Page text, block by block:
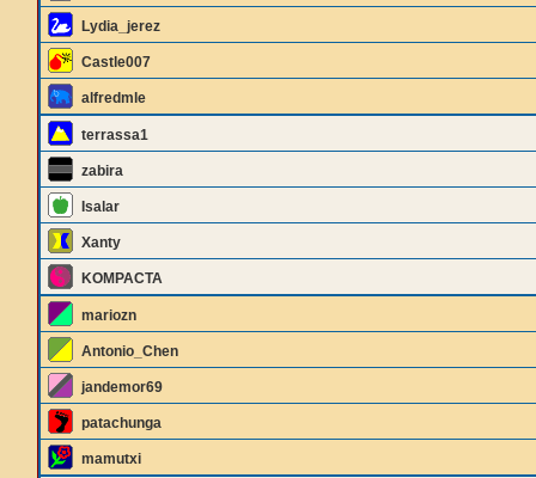
Lydia_jerez
Castle007
alfredmle
terrassa1
zabira
Isalar
Xanty
KOMPACTA
mariozn
Antonio_Chen
jandemor69
patachunga
mamutxi